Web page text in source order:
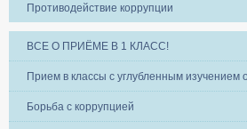
Противодействие коррупции
ВСЕ О ПРИЁМЕ В 1 КЛАСС!
Прием в классы с углубленным изучением
Борьба с коррупцией